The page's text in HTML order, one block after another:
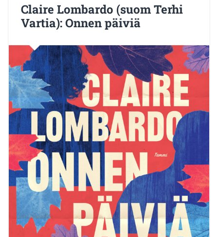
Claire Lombardo (suom Terhi
Vartia): Onnen päiviä